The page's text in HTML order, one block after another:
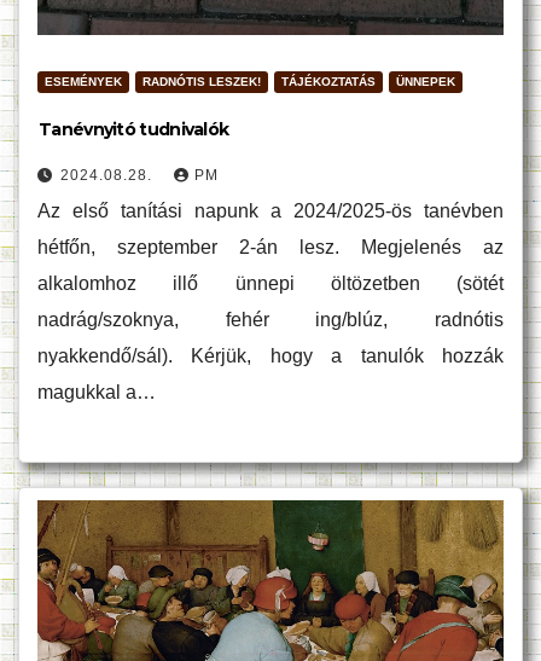
ESEMÉNYEK RADNÓTIS LESZEK! TÁJÉKOZTATÁS ÜNNEPEK
Tanévnyitó tudnivalók
2024.08.28. PM
Az első tanítási napunk a 2024/2025-ös tanévben
hétfőn, szeptember 2-án lesz. Megjelenés az
alkalomhoz illő ünnepi öltözetben (sötét
nadrág/szoknya, fehér ing/blúz, radnótis
nyakkendő/sál). Kérjük, hogy a tanulók hozzák
magukkal a…